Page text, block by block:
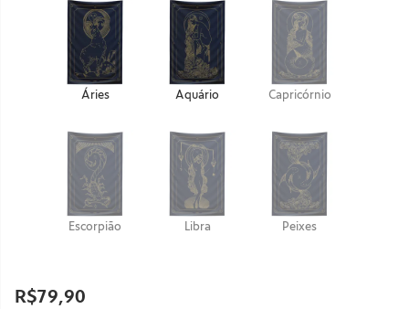
Áries Aquário Capricórnio
Escorpião Libra Peixes
R$79,90